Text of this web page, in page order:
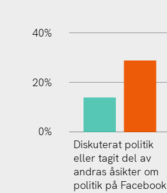
40%
20%
0%
Diskuterat politik
eller tagit del av
andras åsikter om
politik på Facebook